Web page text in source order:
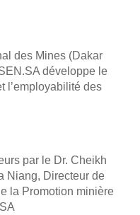
des Mines (Dakar
développe le
l’employabilité des
par le Dr. Cheikh
Niang, Directeur de
la Promotion minière